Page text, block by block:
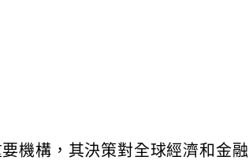
機構，其決策對全球經濟和金